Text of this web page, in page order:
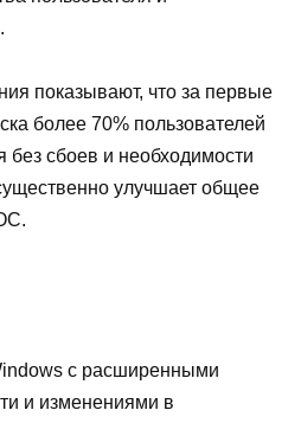
показывают, что за первые
более 70% пользователей
без сбоев и необходимости
улучшает общее
с расширенными
и изменениями в